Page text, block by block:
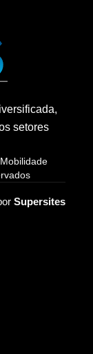
setores
Supersites